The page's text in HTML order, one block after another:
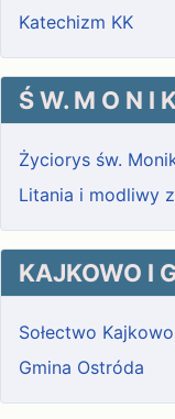
Katechizm KK
Ś W. M O N I
Życiorys św.
Litania i modliwy
KAJKOWO I
Sołectwo Kajkowo
Gmina Ostróda